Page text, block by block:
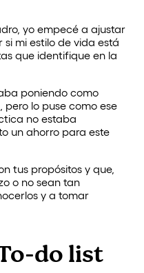
yo empecé a ajustar
si mi estilo de vida está
que identifique en la
poniendo como
pero lo puse como ese
no estaba
un ahorro para este
tus propósitos y que,
o no sean tan
y a tomar
do list